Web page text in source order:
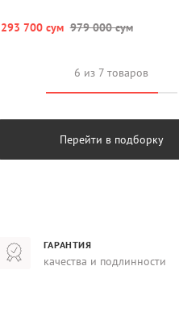
293 700 сум 979 000 сум
6 из 7 товаров
Перейти в подборку
ГАРАНТИЯ
качества и подлинности